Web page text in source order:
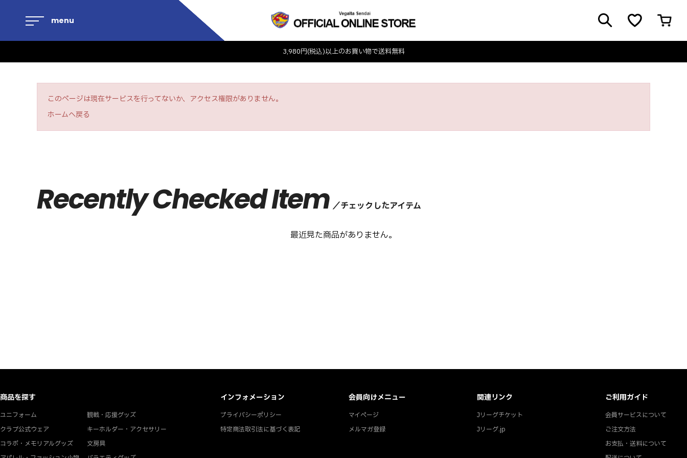
menu
3,980円(税込)以上のお買い物で送料無料
このページは現在サービスを行ってないか、アクセス権限がありません。
ホームへ戻る
Recently Checked Item チェックしたアイテム
最近見た商品がありません。
商品を探す
ユニフォーム
観戦・応援グッズ
クラブ公式ウェア
キーホルダー・アクセサリー
コラボ・メモリアルグッズ
文房具
インフォメーション
プライバシーポリシー
特定商法取引法に基づく表記
会員向けメニュー
マイページ
メルマガ登録
関連リンク
Jリーグチケット
Jリーグ.jp
ご利用ガイド
会員サービスについて
ご注文方法
お支払・送料について